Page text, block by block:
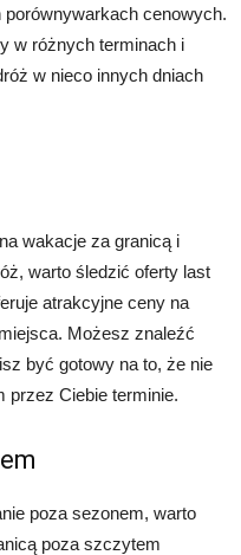
porównywarkach cenowych.
w różnych terminach i
w nieco innych dniach
wakacje za granicą i
warto śledzić oferty last
atrakcyjne ceny na
Możesz znaleźć
być gotowy na to, że nie
przez Ciebie terminie.
poza sezonem, warto
poza szczytem